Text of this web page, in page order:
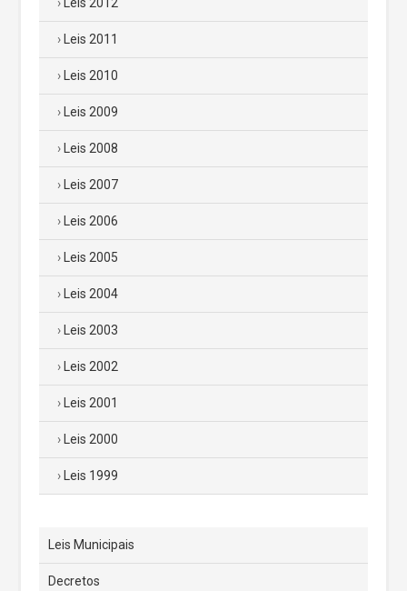
Leis 2011
Leis 2010
Leis 2009
Leis 2008
Leis 2007
Leis 2006
Leis 2005
Leis 2004
Leis 2003
Leis 2002
Leis 2001
Leis 2000
Leis 1999
Leis Municipais
Decretos